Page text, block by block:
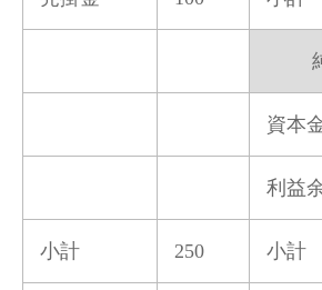
資本
利益
小計 250 小計